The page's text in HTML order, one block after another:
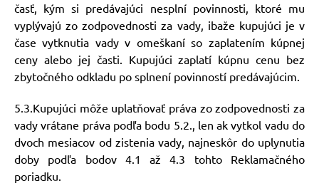
časť, kým si predávajúci nesplní povinnosti, ktoré mu
vyplývajú zo zodpovednosti za vady, ibaže kupujúci je v
čase vytknutia vady v omeškaní so zaplatením kúpnej
ceny alebo jej časti. Kupujúci zaplatí kúpnu cenu bez
zbytočného odkladu po splnení povinností predávajúcim.
5.3.Kupujúci môže uplatňovať práva zo zodpovednosti za
vady vrátane práva podľa bodu 5.2., len ak vytkol vadu do
dvoch mesiacov od zistenia vady, najneskôr do uplynutia
doby podľa bodov 4.1 až 4.3 tohto Reklamačného
poriadku.